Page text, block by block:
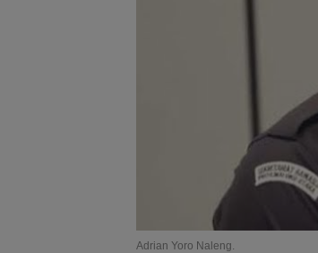
Adrian Yoro Naleng.